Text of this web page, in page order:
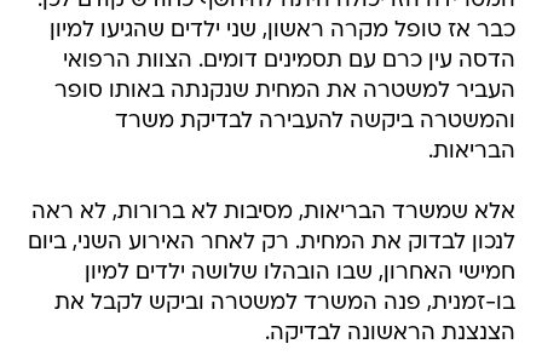
כבר אז טופל מקרה ראשון, שני ילדים שהגיעו למיון
הדסה עין כרם עם תסמינים דומים. הצוות הרפואי
העביר למשטרה את המחית שנקנתה באותו סופר
והמשטרה ביקשה להעבירה לבדיקת משרד
הבריאות.
אלא שמשרד הבריאות, מסיבות לא ברורות, לא ראה
לנכון לבדוק את המחית. רק לאחר האירוע השני, ביום
חמישי האחרון, שבו הובהלו שלושה ילדים למיון
בו-זמנית, פנה המשרד למשטרה וביקש לקבל את
הצנצנת הראשונה לבדיקה.